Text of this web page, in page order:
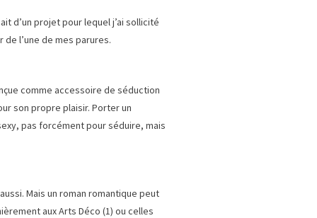
d’un projet pour lequel j’ai sollicité
l’une de mes parures.
comme accessoire de séduction
son propre plaisir. Porter un
pas forcément pour séduire, mais
Mais un roman romantique peut
aux Arts Déco (1) ou celles